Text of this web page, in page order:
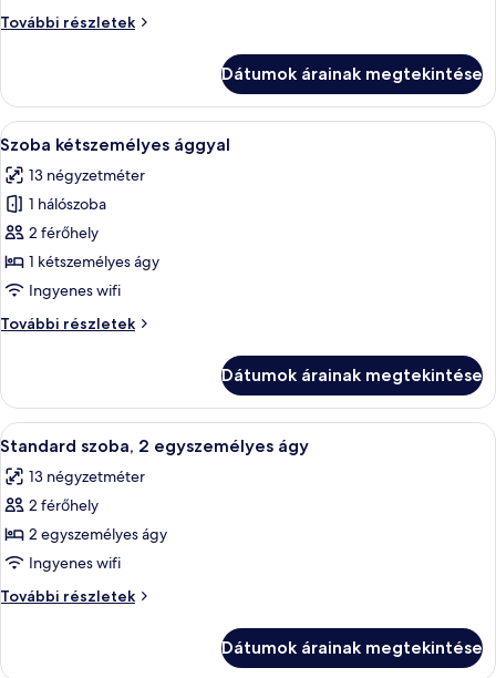
1További részletek
Standard
ágy
további
részletei
Dátumok árainak megtekintése
A
következő
szoba
összes
képének
megtekintése:
Szoba
ággyal
Egy szállodai szoba, amelyben
10
Szoba kétszemélyes ággyal
13 négyzetméter
1 hálószoba
2 férőhely
1 kétszemélyes ágy
Ingyenes wifi
További részletek
Szoba
részletei
Dátumok árainak megtekintése
A
következő
szoba
összes
képének
megtekintése:
Standard
szoba,
egyszemélyes
Standard szoba, 2 egyszemélyes
6
Standard szoba, 2 egyszemélyes ágy
13 négyzetméter
2 férőhely
2 egyszemélyes ágy
Ingyenes wifi
További részletek
Standard
Dátumok árainak megtekintése